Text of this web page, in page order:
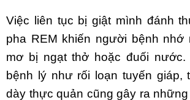
Việc liên tục bị giật mình đánh
pha REM khiến người bệnh nhớ
mơ bị ngạt thở hoặc đuối nước.
bệnh lý như rối loạn tuyến giáp,
dày thực quản cũng gây ra